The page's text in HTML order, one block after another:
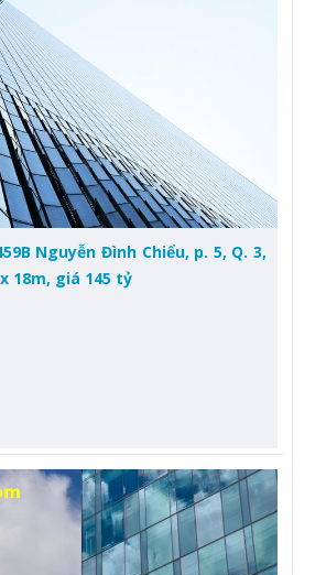
Nguyễn Đình Chiểu, p. 5, Q. 3,
18m, giá 145 tỷ